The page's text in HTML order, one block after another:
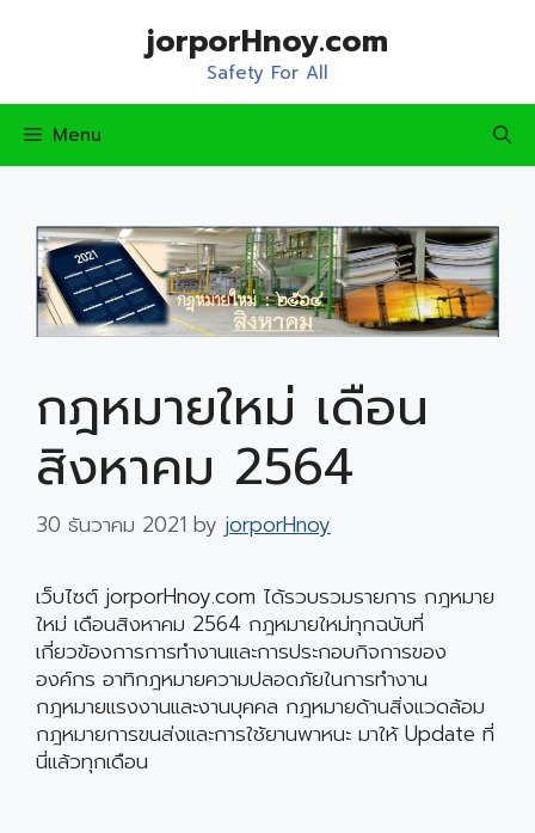
jorporHnoy.com
Safety For All
Menu
กฎหมายใหม่ เดือน
สิงหาคม 2564
30 ธันวาคม 2021 by jorporHnoy
เว็บไซต์ jorporHnoy.com ได้รวบรวมรายการ กฎหมาย
ใหม่ เดือนสิงหาคม 2564 กฎหมายใหม่ทุกฉบับที่
เกี่ยวข้องการการทำงานและการประกอบกิจการของ
องค์กร อาทิกฎหมายความปลอดภัยในการทำงาน
กฎหมายแรงงานและงานบุคคล กฎหมายด้านสิ่งแวดล้อม
กฎหมายการขนส่งและการใช้ยานพาหนะ มาให้ Update ที่
นี่แล้วทุกเดือน